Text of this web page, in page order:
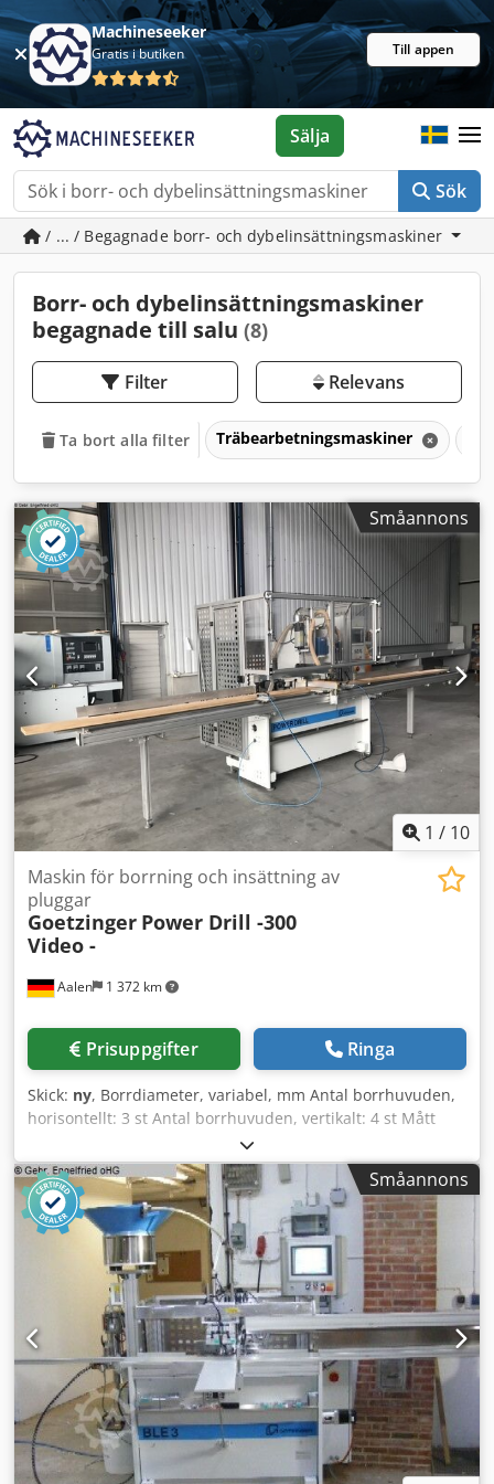
Machineseeker
Gratis i butiken Till appen
Sök
Sälja
/ ... / Begagnade borr- och dybelinsättningsmaskiner
Borr- och dybelinsättningsmaskiner
begagnade till salu (8)
Filter Relevans
Ta bort alla filter Träbearbetningsmaskiner
Småannons
1 / 10
Aalen 1 372 km
Maskin för borrning och insättning av
pluggar
Goetzinger Power Drill -300
Video -
Prisuppgifter Ringa
Skick: ny, Borrdiameter, variabel, mm Antal borrhuvuden,
horisontellt: 3 st Antal borrhuvuden, vertikalt: 4 st Mått
(längd/bredd/höjd): 6100x1500x2300 mm Vikt: 950 kg 1 NYT
borr- och fräscenter Götzinger Power Drill 300 Med
Götzinger PowerDrill kan du, beroende på typ och
utförande: - Borra i änd- och längdled - Borra hål för
gångjärn i ytterdörrar, trälister och beslag - Borrmönstren
är fritt programmerbara - Du kan borra hål för
handtagsbeslag och vinkelbeslag, med snabbväxlande fler-
spindliga borrhuvuden - Du kan fräsa och borra hål för
lådkarm, handtag och cylinderlås samt 3D-gångjärn -
Maskinen har ett horisontellt och ett vertikalt
fräsningsaggregat - Ett enkelt styrsystem gör att du kan
skapa, spara och återkalla borr- och fräsprogram -
Grundramen är tillverkad i en robust konstruktion och
klädd med plåt Djdpfx Ajif Az Ujm Sjck Bord: 1800 x 200
mm Bearbetningsaggregat: X-axel – 500 mm användbart
Småannons